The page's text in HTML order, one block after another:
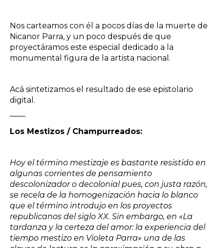
Nos carteamos con él a pocos días de la muerte de
Nicanor Parra, y un poco después de que
proyectáramos este especial dedicado a la
monumental figura de la artista nacional.
Acá sintetizamos el resultado de ese epistolario
digital.
——
Los Mestizos / Champurreados:
Hoy el término mestizaje es bastante resistido en
algunas corrientes de pensamiento
descolonizador o decolonial pues, con justa razón,
se recela de la homogenización hacia lo blanco
que el término introdujo en los proyectos
republicanos del siglo XX. Sin embargo, en «La
tardanza y la certeza del amor: la experiencia del
tiempo mestizo en Violeta Parra» una de las